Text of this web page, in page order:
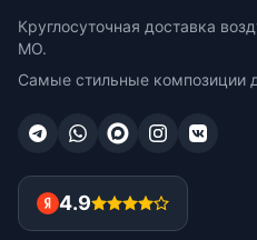
Круглосуточная доставка
МО.
Самые стильные композиции
4.9